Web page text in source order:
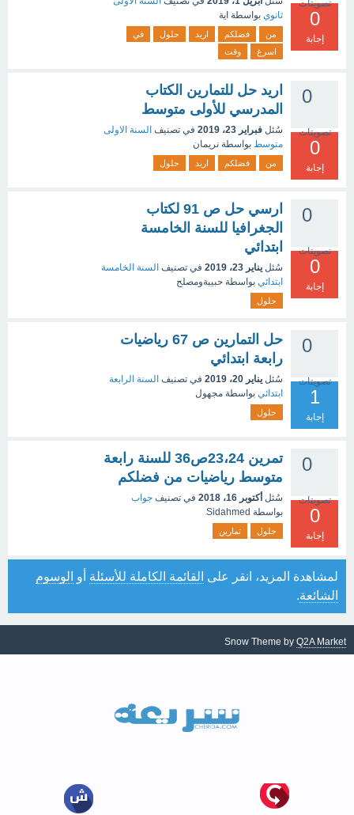
تصويتات
0
إجابة
ثانوي بواسطة اية
من فضلكم اريد حلول
في
اسرغ
وقت
0
تصويتات
0
إجابة
اريد حل للتمارين الكتاب
المدرسي للأولى متوسط
سُئل فبراير 23، 2019 في تصنيف السنة الاولى
متوسط بواسطة نريمان
من فضلكم اريد حلول
0
تصويتات
0
إجابة
ارسي حل ص 91 لكتاب
الجغرافيا للسنة الخامسة
ابتدائي
سُئل يناير 23، 2019 في تصنيف السنة الخامسة
ابتدائي بواسطة حبيبةومصلح
حلول
0
تصويتات
1
إجابة
حل التمارين ص 67 رياضيات
رابعة ابتدائي
سُئل يناير 20، 2019 في تصنيف السنة الرابعة
ابتدائي بواسطة مجهول
حلول
0
تصويتات
0
إجابة
تمرين 23،24ص36 للسنة رابعة
متوسط رياضيات من فضلكم
سُئل أكتوبر 16، 2018 في تصنيف جواب
بواسطة Sidahmed
حلول تمارين
لمشاهدة المزيد، انقر على القائمة الكاملة للأسئلة أو الوسوم
الشائعة.
Snow Theme by Q2A Market